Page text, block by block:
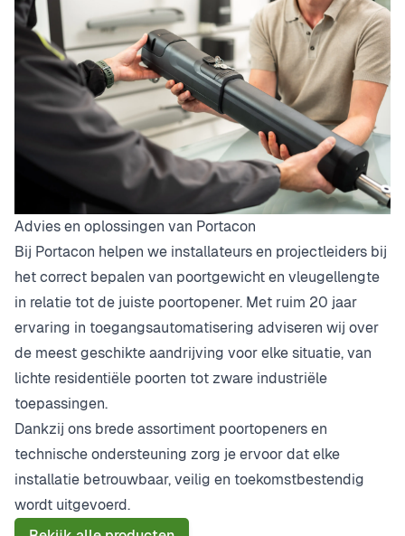
Advies en oplossingen van Portacon
Bij Portacon helpen we installateurs en projectleiders bij
het correct bepalen van poortgewicht en vleugellengte
in relatie tot de juiste poortopener. Met ruim 20 jaar
ervaring in toegangsautomatisering adviseren wij over
de meest geschikte aandrijving voor elke situatie, van
lichte residentiële poorten tot zware industriële
toepassingen.
Dankzij ons brede assortiment poortopeners en
technische ondersteuning zorg je ervoor dat elke
installatie betrouwbaar, veilig en toekomstbestendig
wordt uitgevoerd.